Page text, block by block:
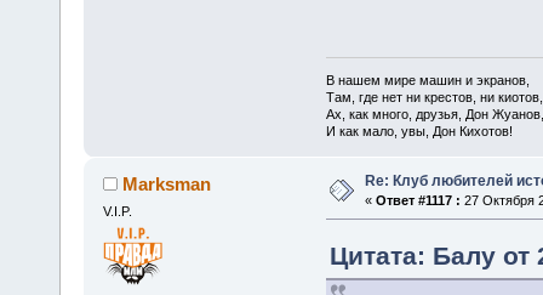
В нашем мире машин и экранов,
Там, где нет ни крестов, ни киотов,
Ах, как много, друзья, Дон Жуанов,
И как мало, увы, Дон Кихотов!
Marksman
V.I.P.
Re: Клуб любителей
« Ответ #1117 : 27 Октября
Цитата: Балу от